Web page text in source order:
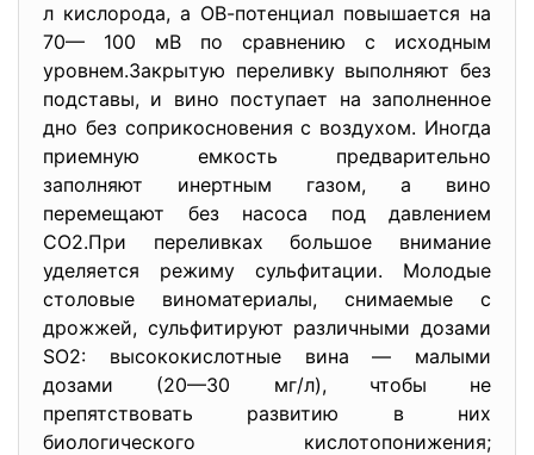
л кислорода, а ОВ-потенциал повышается на
70— 100 мВ по сравнению с исходным
уровнем.Закрытую переливку выполняют без
подставы, и вино поступает на заполненное
дно без соприкосновения с воздухом. Иногда
приемную емкость предварительно
заполняют инертным газом, а вино
перемещают без насоса под давлением
СО2.При переливках большое внимание
уделяется режиму сульфитации. Молодые
столовые виноматериалы, снимаемые с
дрожжей, сульфитируют различными дозами
SO2: высококислотные вина — малыми
дозами (20—30 мг/л), чтобы не
препятствовать развитию в них
биологического кислотопонижения;